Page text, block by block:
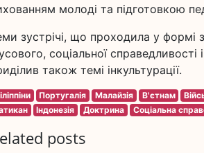
молоді та підготовкою
зустрічі, що проходила у формі
соціальної
також темі інкультурації.
Португалія Малайзія В'єтнам
Індонезія Доктрина Соціальна
posts